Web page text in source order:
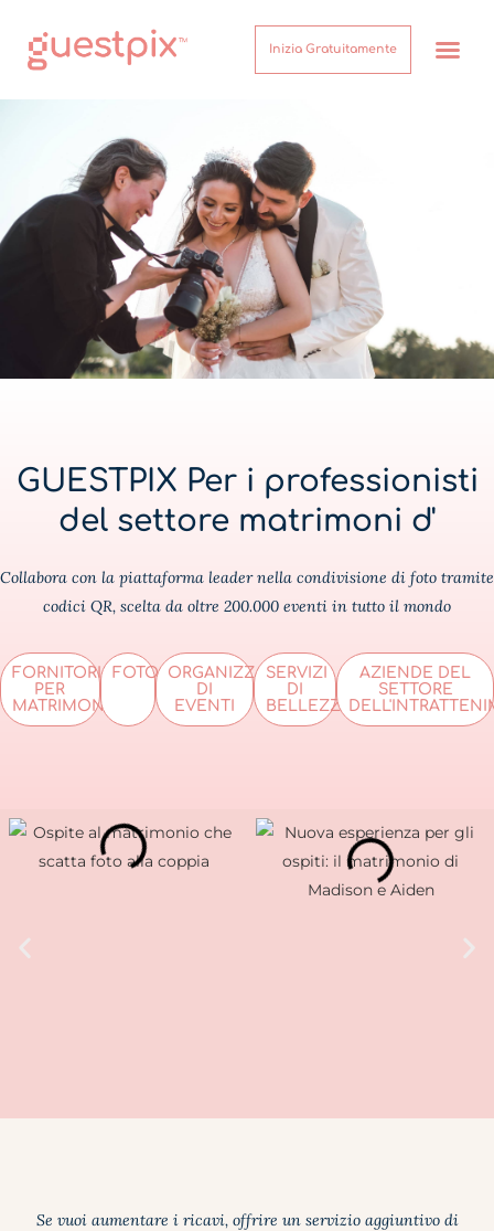
Inizia Gratuitamente
GUESTPIX Per i professionisti
del settore matrimoni d'
Collabora con la piattaforma leader nella condivisione di foto tramite
codici QR, scelta da oltre 200.000 eventi in tutto il mondo
FORNITORI
PER
MATRIMONI
FOTOGRAFIORGANIZZATORI
DI
EVENTI
SERVIZI
DI
BELLEZZA
AZIENDE DEL
SETTORE
Se vuoi aumentare i ricavi, offrire un servizio aggiuntivo di